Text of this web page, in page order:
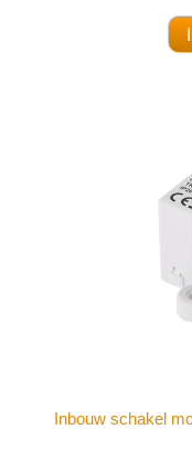
Inbouw schakel